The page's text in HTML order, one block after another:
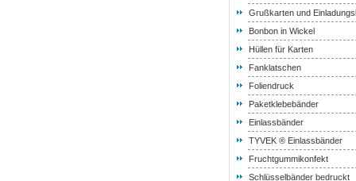
Grußkarten und
Bonbon in Wickel
Hüllen für Karten
Fanklatschen
Foliendruck
Paketklebebänder
Einlassbänder
TYVEK ® Einlassbänder
Fruchtgummikonfekt
Schlüsselbänder bedruckt